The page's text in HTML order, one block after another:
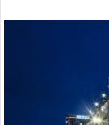
Tỉnh Kiên